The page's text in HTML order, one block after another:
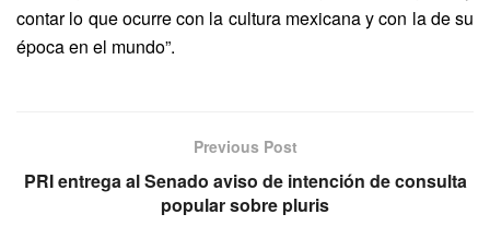
contar lo que ocurre con la cultura mexicana y con la de su
época en el mundo”.
Previous Post
PRI entrega al Senado aviso de intención de consulta
popular sobre pluris